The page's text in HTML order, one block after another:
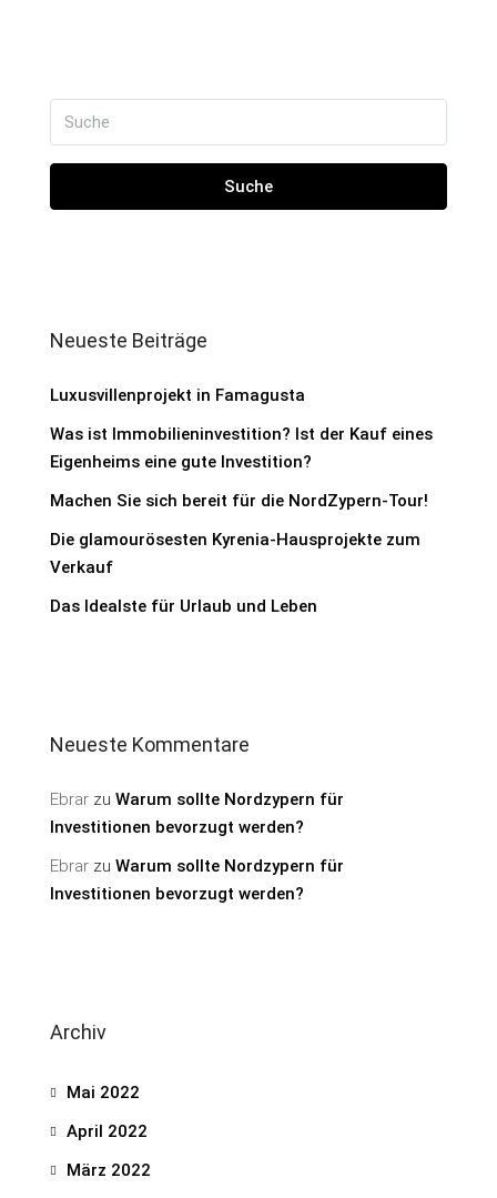
Suche
Neueste Beiträge
Luxusvillenprojekt in Famagusta
Was ist Immobilieninvestition? Ist der Kauf eines
Eigenheims eine gute Investition?
Machen Sie sich bereit für die NordZypern-Tour!
Die glamourösesten Kyrenia-Hausprojekte zum
Verkauf
Das Idealste für Urlaub und Leben
Neueste Kommentare
Ebrar zu Warum sollte Nordzypern für
Investitionen bevorzugt werden?
Ebrar zu Warum sollte Nordzypern für
Investitionen bevorzugt werden?
Archiv
Mai 2022
April 2022
März 2022